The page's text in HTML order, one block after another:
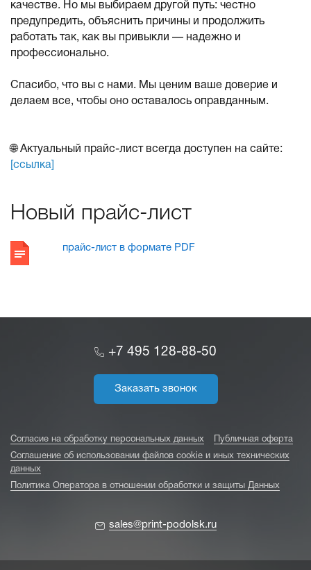
качестве. Но мы выбираем другой путь: честно
предупредить, объяснить причины и продолжить
работать так, как вы привыкли — надежно и
профессионально.
Спасибо, что вы с нами. Мы ценим ваше доверие и
делаем все, чтобы оно оставалось оправданным.
🌐 Актуальный прайс-лист всегда доступен на сайте:
[ссылка]
Новый прайс-лист
прайс-лист в формате PDF
+7 495 128-88-50
Заказать звонок
Согласие на обработку персональных данных
Публичная оферта
Соглашение об использовании файлов cookie и иных технических
данных
Политика Оператора в отношении обработки и защиты Данных
sales@print-podolsk.ru